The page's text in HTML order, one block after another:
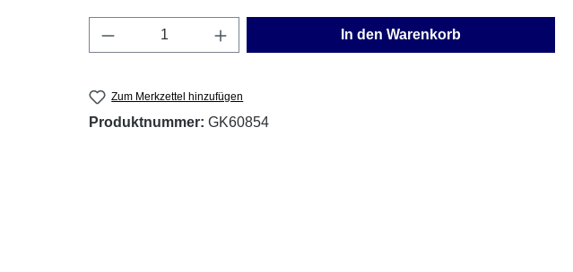
Produkt Anzahl: Gib den gewünschten Wert ein
In den Warenkorb
Zum Merkzettel hinzufügen
Produktnummer: GK60854